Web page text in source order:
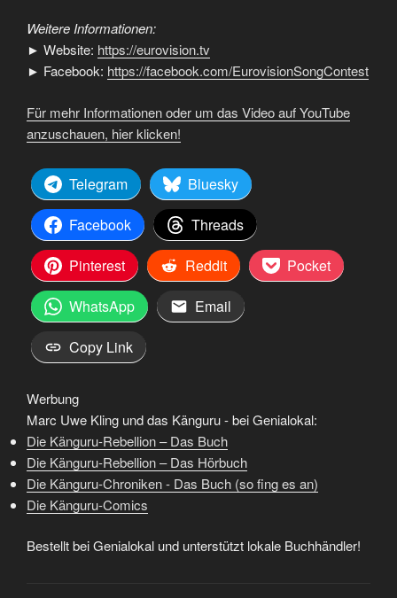
YouTube
anzeigen
Weitere Informationen:
► Website: https://eurovision.tv
► Facebook: https://facebook.com/EurovisionSongContest
Für mehr Informationen oder um das Video auf YouTube
anzuschauen, hier klicken!
Telegram
Bluesky
Facebook
Threads
Pinterest
Reddit
Pocket
WhatsApp
Email
Copy Link
Werbung
Marc Uwe Kling und das Känguru - bei Genialokal:
Die Känguru-Rebellion – Das Buch
Die Känguru-Rebellion – Das Hörbuch
Die Känguru-Chroniken - Das Buch (so fing es an)
Die Känguru-Comics
Bestellt bei Genialokal und unterstützt lokale Buchhändler!